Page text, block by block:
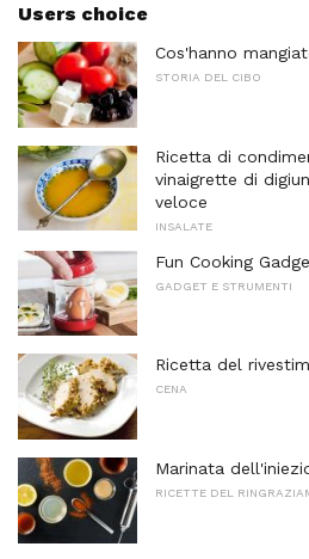
Users choice
Cos'hanno
STORIA DEL CIBO
Ricetta di
vinaigrette di
veloce
INSALATE
Fun Cooking
GADGET E STRUMENTI
Ricetta del
CENA
Marinata
RICETTE DEL